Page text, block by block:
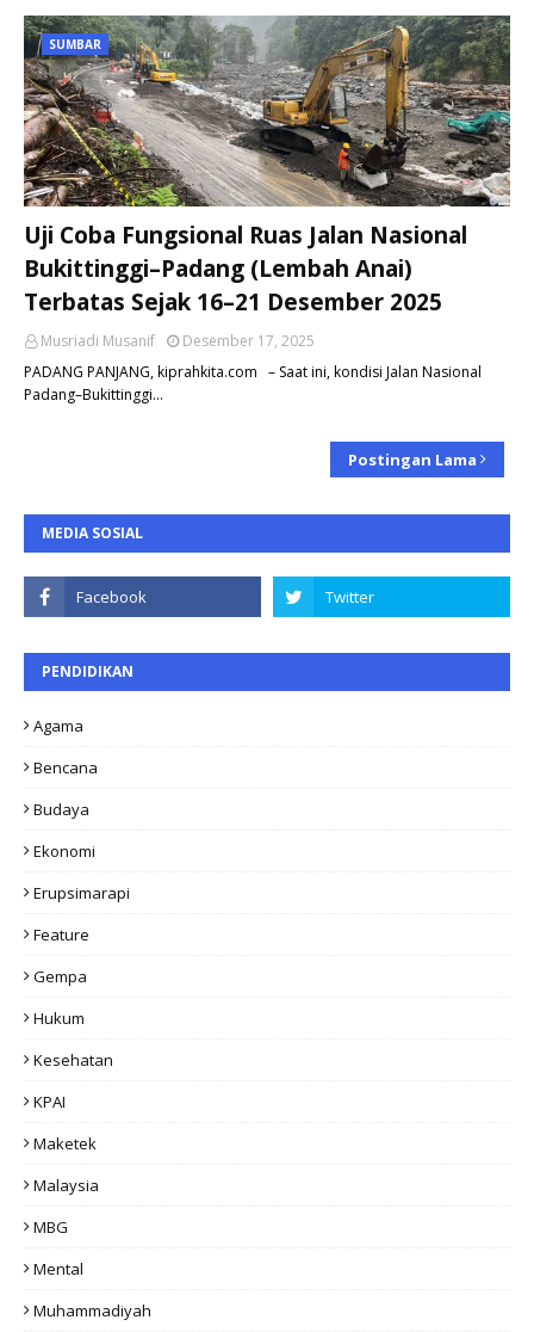
SUMBAR
Uji Coba Fungsional Ruas Jalan Nasional
Bukittinggi–Padang (Lembah Anai)
Terbatas Sejak 16–21 Desember 2025
Musriadi Musanif
Desember 17, 2025
PADANG PANJANG, kiprahkita.com – Saat ini, kondisi Jalan Nasional
Padang–Bukittinggi…
Postingan Lama
MEDIA SOSIAL
PENDIDIKAN
Agama
Bencana
Budaya
Ekonomi
Erupsimarapi
Feature
Gempa
Hukum
Kesehatan
KPAI
Maketek
Malaysia
MBG
Mental
Muhammadiyah